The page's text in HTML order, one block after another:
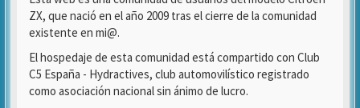
ZX, que nació en el año 2009 tras el cierre de la comunidad
existente en mi@.
El hospedaje de esta comunidad está compartido con Club
C5 España - Hydractives, club automovilístico registrado
como asociación nacional sin ánimo de lucro.